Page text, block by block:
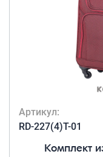
Артикул:
RD-227(4)T-01
Комплект